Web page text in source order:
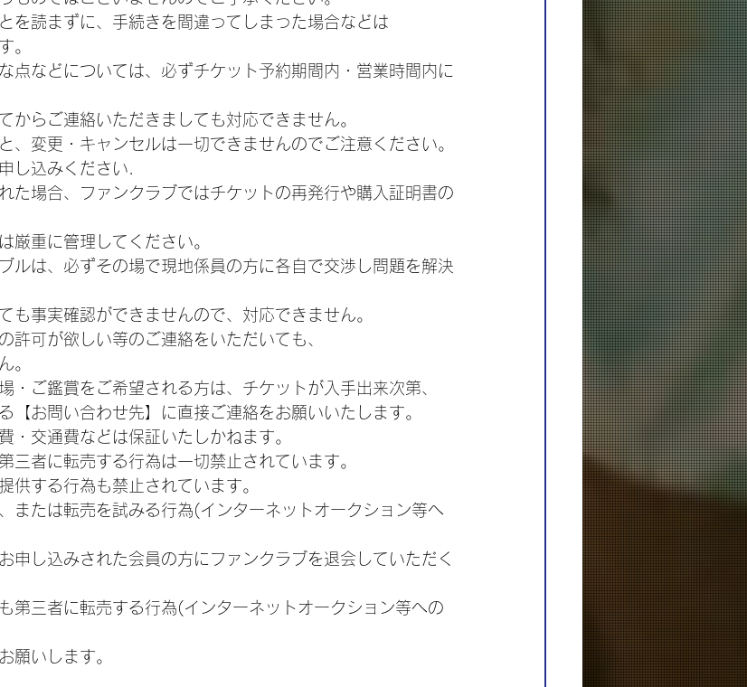
を読まずに、手続きを間違ってしまった場合などは
。
点などについては、必ずチケット予約期間内・営業時間内に
からご連絡いただきましても対応できません。
、変更・キャンセルは一切できませんのでご注意ください。
し込みください．
た場合、ファンクラブではチケットの再発行や購入証明書の
厳重に管理してください。
ルは、必ずその場で現地係員の方に各自で交渉し問題を解決
も事実確認ができませんので、対応できません。
許可が欲しい等のご連絡をいただいても、
。
・ご鑑賞をご希望される方は、チケットが入手出来次第、
【お問い合わせ先】に直接ご連絡をお願いいたします。
・交通費などは保証いたしかねます。
三者に転売する行為は一切禁止されています。
供する行為も禁止されています。
または転売を試みる行為(インターネットオークション等へ
申し込みされた会員の方にファンクラブを退会していただく
第三者に転売する行為(インターネットオークション等への
願いします。